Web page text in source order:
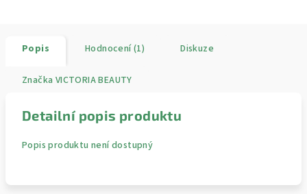
Popis Hodnocení (1) Diskuze
Značka VICTORIA BEAUTY
Detailní popis produktu
Popis produktu není dostupný